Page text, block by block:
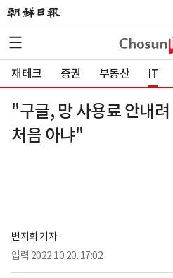
재테크 증권 부동산 IT
"구글, 망 사용료 안내
처음 아냐"
변지희 기자
입력 2022.10.20. 17:02